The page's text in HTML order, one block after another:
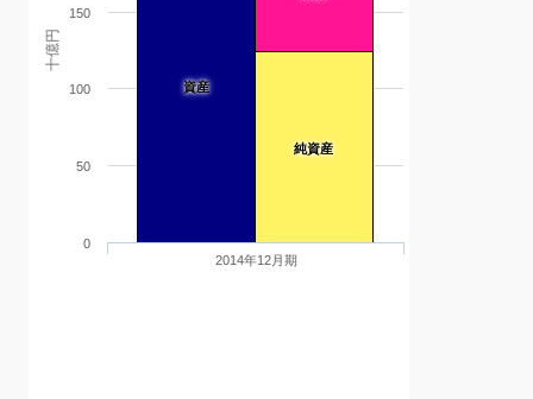
十億円
資産
純資産
2014年12月期
0
50
100
150